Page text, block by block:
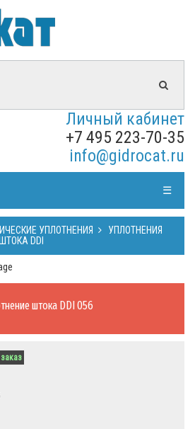
Личный кабинет
+7 495 223-70-35
info@gidrocat.ru
☰
УПЛОТНЕНИЯ
УПЛОТНЕНИЯ
DDI
штока DDI 056